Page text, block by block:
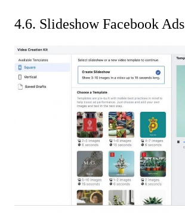
4.6. Slideshow Facebook Ads